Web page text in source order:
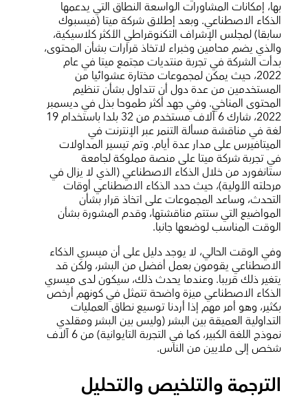
بها، إمكانات المشاورات الواسعة النطاق التي يدعمها
الذكاء الاصطناعي. وبعد إطلاق شركة ميتا (فيسبوك
سابقا) لمجلس الإشراف التكنوقراطي الأكثر كلاسيكية،
والذي يضم محامين وخبراء لاتخاذ قرارات بشأن المحتوى،
بدأت الشركة في تجربة منتديات مجتمع ميتا في عام
2022، حيث يمكن لمجموعات مختارة عشوائيا من
المستخدمين من عدة دول أن تتداول بشأن تنظيم
المحتوى المناخي. وفي جهد أكثر طموحا بذل في ديسمبر
2022، شارك 6 آلاف مستخدم من 32 بلدا باستخدام 19
لغة في مناقشة مسألة التنمر عبر الإنترنت في
الميتافيرس على مدار عدة أيام. وتم تيسير المداولات
في تجربة شركة ميتا على منصة مملوكة لجامعة
ستانفورد من خلال الذكاء الاصطناعي (الذي لا يزال في
مرحلته الأولية)، حيث حدد الذكاء الاصطناعي أوقات
التحدث، وساعد المجموعات على اتخاذ قرار بشأن
المواضيع التي ستتم مناقشتها، وقدم المشورة بشأن
الوقت المناسب لوضعها جانبا.
وفي الوقت الحالي، لا يوجد دليل على أن ميسري الذكاء
الاصطناعي يقومون بعمل أفضل من البشر، ولكن قد
يتغير ذلك قريبا. وعندما يحدث ذلك، سيكون لدى ميسري
الذكاء الاصطناعي ميزة واضحة تتمثل في كونهم أرخص
بكثير، وهو أمر مهم إذا أردنا توسيع نطاق العمليات
التداولية العميقة بين البشر (وليس بين البشر ومقلدي
نموذج اللغة الكبير، كما في التجربة التايوانية) من 6 آلاف
شخص إلى ملايين من الناس.
الترجمة والتلخيص والتحليل